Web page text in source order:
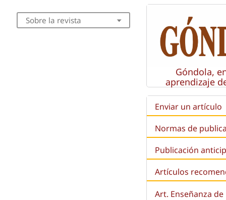
Sobre la revista
Góndola,
aprendizaje
Enviar un artículo
Normas de
Publicación
Artículos
Art. Enseñanza